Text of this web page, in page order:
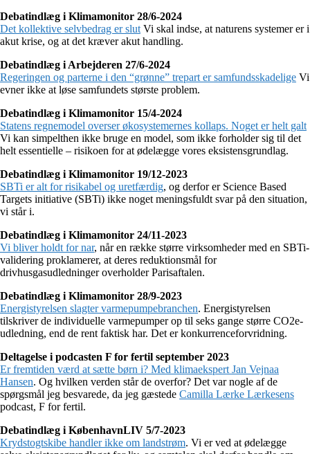
Debatindlæg i Klimamonitor 28/6-2024
Det kollektive selvbedrag er slut Vi skal indse, at naturens systemer er i
akut krise, og at det kræver akut handling.
Debatindlæg i Arbejderen 27/6-2024
Regeringen og parterne i den “grønne” trepart er samfundsskadelige Vi
evner ikke at løse samfundets største problem.
Debatindlæg i Klimamonitor 15/4-2024
Statens regnemodel overser økosystemernes kollaps. Noget er helt galt
Vi kan simpelthen ikke bruge en model, som ikke forholder sig til det
helt essentielle – risikoen for at ødelægge vores eksistensgrundlag.
Debatindlæg i Klimamonitor 19/12-2023
SBTi er alt for risikabel og uretfærdig, og derfor er Science Based
Targets initiative (SBTi) ikke noget meningsfuldt svar på den situation,
vi står i.
Debatindlæg i Klimamonitor 24/11-2023
Vi bliver holdt for nar, når en række større virksomheder med en SBTi-
validering proklamerer, at deres reduktionsmål for
drivhusgasudledninger overholder Parisaftalen.
Debatindlæg i Klimamonitor 28/9-2023
Energistyrelsen slagter varmepumpebranchen. Energistyrelsen
tilskriver de individuelle varmepumper op til seks gange større CO2e-
udledning, end de rent faktisk har. Det er konkurrenceforvridning.
Deltagelse i podcasten F for fertil september 2023
Er fremtiden værd at sætte børn i? Med klimaekspert Jan Vejnaa
Hansen. Og hvilken verden står de overfor? Det var nogle af de
spørgsmål jeg besvarede, da jeg gæstede Camilla Lærke Lærkesens
podcast, F for fertil.
Debatindlæg i KøbenhavnLIV 5/7-2023
Krydstogtskibe handler ikke om landstrøm. Vi er ved at ødelægge